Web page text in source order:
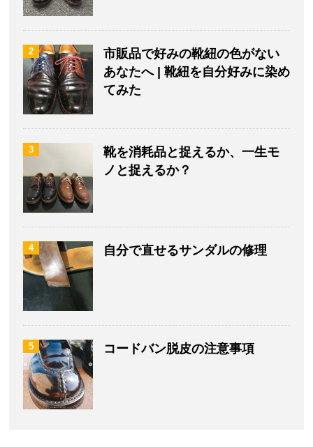
2
市販品で好みの靴紐の色がない
あなたへ | 靴紐を自分好みに染め
てみた
3
靴を消耗品と捉えるか、一生モ
ノと捉えるか？
4 自分で直せるサンダルの修理
5 コードバン脱皮の注意事項